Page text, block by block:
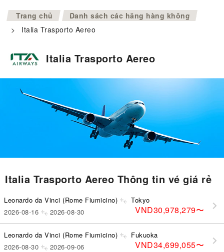
Trang chủ >
Danh sách các hãng hàng không
>
Italia Trasporto Aereo
Italia Trasporto Aereo
Italia Trasporto Aereo Thông tin vé giá rẻ
Leonardo da Vinci (Rome Fiumicino) Tokyo
VND30,978,279〜
2026-08-16 2026-08-30
Leonardo da Vinci (Rome Fiumicino) Fukuoka
VND34,699,055〜
2026-08-30 2026-09-06